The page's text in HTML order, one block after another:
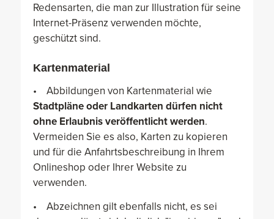
Redensarten, die man zur Illustration für seine
Internet-Präsenz verwenden möchte,
geschützt sind.
Kartenmaterial
• Abbildungen von Kartenmaterial wie
Stadtpläne oder Landkarten dürfen nicht
ohne Erlaubnis veröffentlicht werden.
Vermeiden Sie es also, Karten zu kopieren
und für die Anfahrtsbeschreibung in Ihrem
Onlineshop oder Ihrer Website zu
verwenden.
• Abzeichnen gilt ebenfalls nicht, es sei